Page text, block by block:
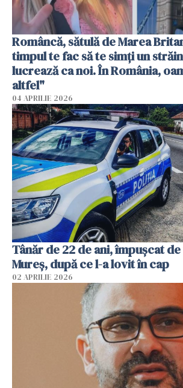
Româncă, sătulă de Marea
timpul te fac să te simți un
lucrează ca noi. În România,
altfel"
04 APRILIE 2026
Tânăr de 22 de ani, împușcat
Mureș, după ce l-a lovit în cap
02 APRILIE 2026